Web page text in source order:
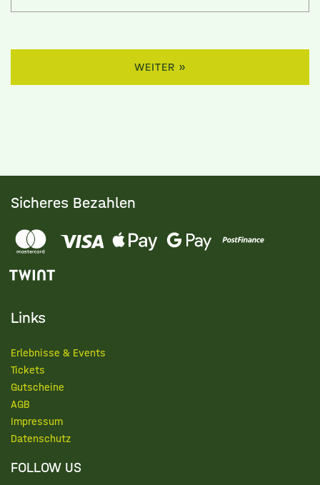
WEITER »
Sicheres Bezahlen
Links
Erlebnisse & Events
Tickets
Gutscheine
AGB
Impressum
Datenschutz
FOLLOW US